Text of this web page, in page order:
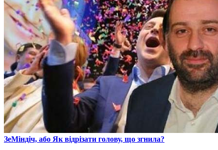
​ЗеМіндіч, або Як відрізати голову, що згнила?